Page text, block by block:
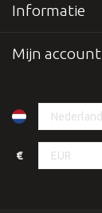
Informatie
Mijn account
€